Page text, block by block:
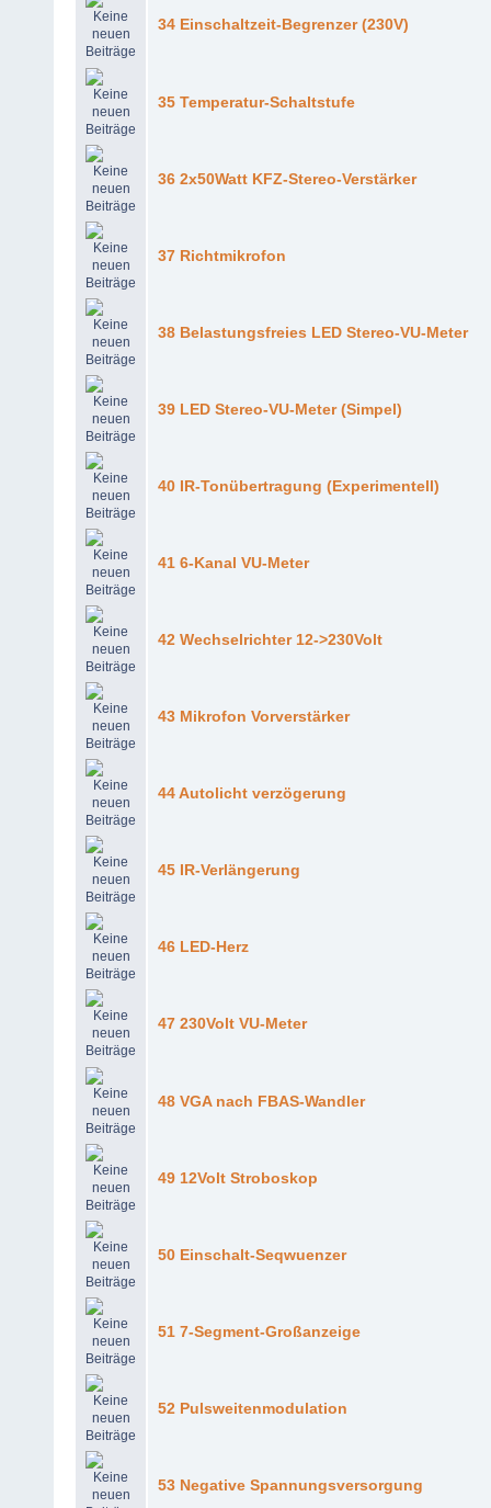
34 Einschaltzeit-Begrenzer (230V)
35 Temperatur-Schaltstufe
36 2x50Watt KFZ-Stereo-Verstärker
37 Richtmikrofon
38 Belastungsfreies LED Stereo-VU-Meter
39 LED Stereo-VU-Meter (Simpel)
40 IR-Tonübertragung (Experimentell)
41 6-Kanal VU-Meter
42 Wechselrichter 12->230Volt
43 Mikrofon Vorverstärker
44 Autolicht verzögerung
45 IR-Verlängerung
46 LED-Herz
47 230Volt VU-Meter
48 VGA nach FBAS-Wandler
49 12Volt Stroboskop
50 Einschalt-Seqwuenzer
51 7-Segment-Großanzeige
52 Pulsweitenmodulation
53 Negative Spannungsversorgung